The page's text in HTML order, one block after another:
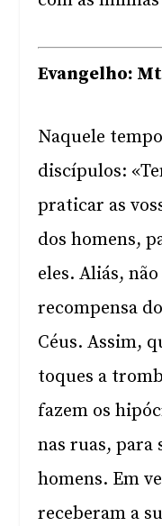
Evangelho:
Naquele
discípulos:
praticar as
dos homens,
eles. Aliás,
recompensa
Céus. Assim,
toques a
fazem os
nas ruas, para
homens. Em
receberam a